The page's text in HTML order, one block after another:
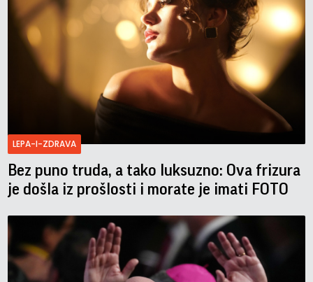
LEPA-I-ZDRAVA
Bez puno truda, a tako luksuzno: Ova frizura
je došla iz prošlosti i morate je imati FOTO